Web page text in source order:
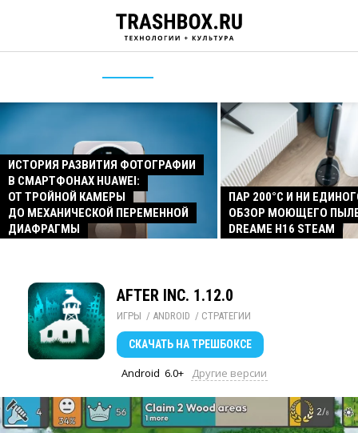
ИСТОРИЯ РАЗВИТИЯ ФОТОГРАФИИ
В СМАРТФОНАХ HUAWEI:
ОТ ТРОЙНОЙ КАМЕРЫ
ДО МЕХАНИЧЕСКОЙ ПЕРЕМЕННОЙ
ДИАФРАГМЫ
ПАР 200°C И НИ
ОБЗОР МОЮЩЕГО
DREAME H16 STEAM
AFTER INC. 1.12.0
ИГРЫ / ANDROID / СТРАТЕГИИ
СКАЧАТЬ НА ТРЕШБОКСЕ
Android 6.0+ Другие версии